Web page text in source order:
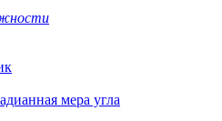
мера угла